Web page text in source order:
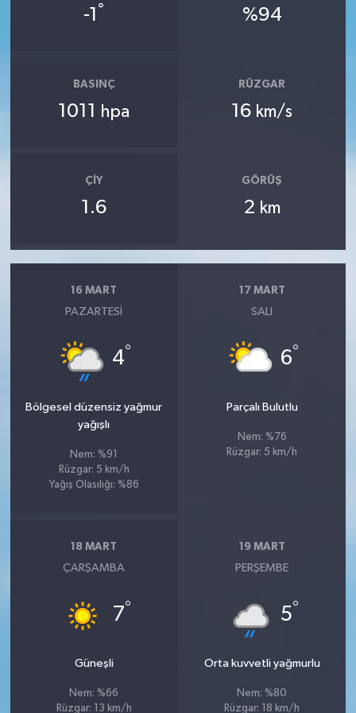
-1 ° %94
BASINÇ
1011 hpa
RÜZGAR
16 km/s
ÇIY
1.6
GÖRÜŞ
2 km
16 MART
PAZARTESI
4°
Bölgesel düzensiz yağmur
yağışlı
Nem: %91
Rüzgar: 5 km/h
Yağış Olasılığı: %86
17 MART
SALI
6°
Parçalı Bulutlu
Nem: %76
Rüzgar: 5 km/h
18 MART
ÇARŞAMBA
7°
Güneşli
Nem: %66
Rüzgar: 13 km/h
19 MART
PERŞEMBE
5°
Orta kuvvetli yağmurlu
Nem: %80
Rüzgar: 18 km/h